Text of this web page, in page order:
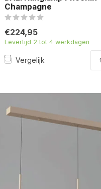
Champagne
€224,95
Levertijd 2 tot 4 werkdagen
Vergelijk